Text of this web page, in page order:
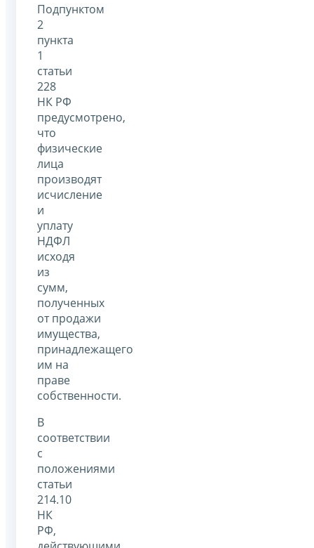
Подпунктом
2
пункта
1
статьи
228
НК РФ
предусмотрено,
что
физические
лица
производят
исчисление
и
уплату
НДФЛ
исходя
из
сумм,
полученных
от продажи
имущества,
принадлежащего
им на
праве
собственности.
В
соответствии
с
положениями
статьи
214.10
НК
РФ,